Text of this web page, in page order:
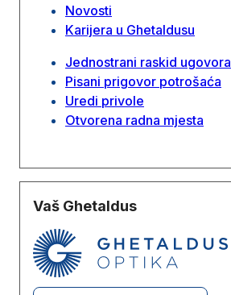
Novosti
Karijera u Ghetaldusu
Jednostrani raskid ugovora
Pisani prigovor potrošaća
Uredi privole
Otvorena radna mjesta
Vaš Ghetaldus